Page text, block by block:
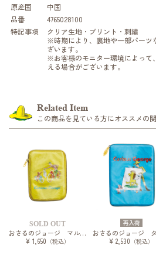
原産国
中国
品番
4765028100
特記事項
クリア生地・プリント・刺繍
※時期により、裏地や一部パーツ
ざいます。
※お客様のモニター環境によって
える場合がございます。
Related Item
この商品を見ている方にオススメの
SOLD OUT
おさるのジョージ マルチケース バイセコーブック
¥ 1,650 （税込）
再入荷
¥ 2,530 （税込）